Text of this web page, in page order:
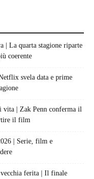
| La quarta stagione riparte
coerente
svela data e prime
vita | Zak Penn conferma il
il film
| Serie, film e
ferita | Il finale